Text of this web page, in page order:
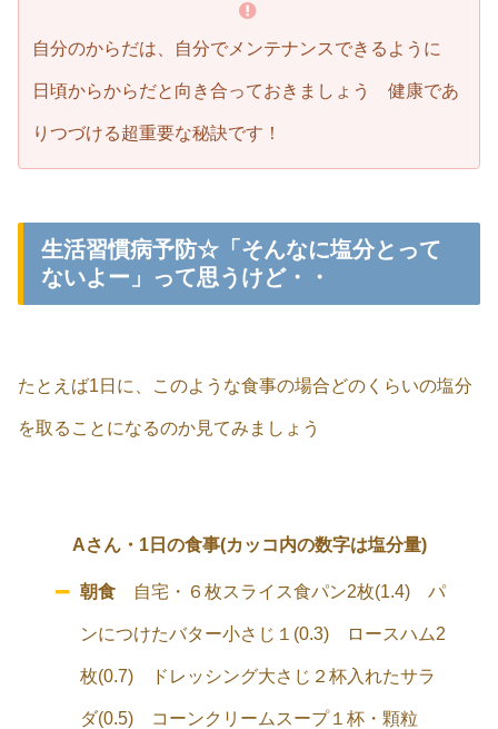
自分のからだは、自分でメンテナンスできるように
日頃からからだと向き合っておきましょう 健康であ
りつづける超重要な秘訣です！
生活習慣病予防☆「そんなに塩分とって
ないよー」って思うけど・・
たとえば1日に、このような食事の場合どのくらいの塩分
を取ることになるのか見てみましょう
Aさん・1日の食事(カッコ内の数字は塩分量)
朝食 自宅・６枚スライス食パン2枚(1.4) パ
ンにつけたバター小さじ１(0.3) ロースハム2
枚(0.7) ドレッシング大さじ２杯入れたサラ
ダ(0.5) コーンクリームスープ１杯・顆粒